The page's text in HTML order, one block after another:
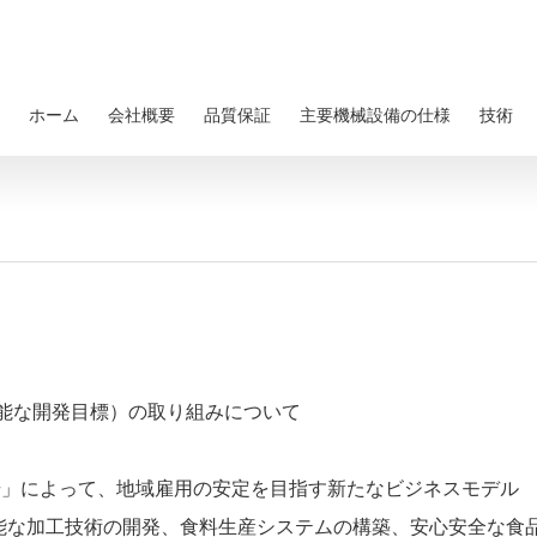
ホーム 会社概要 品質保証 主要機械設備の仕様 技術
な開発目標）の取り組みについて
によって、地域雇用の安定を目指す新たなビジネスモデル
加工技術の開発、食料生産システムの構築、安心安全な食